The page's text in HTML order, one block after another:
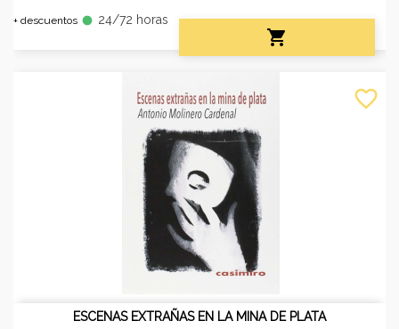
+ descuentos fiber_manual_record 24/72 horas

ESCENAS EXTRAÑAS EN LA MINA DE PLATA
favorite_border